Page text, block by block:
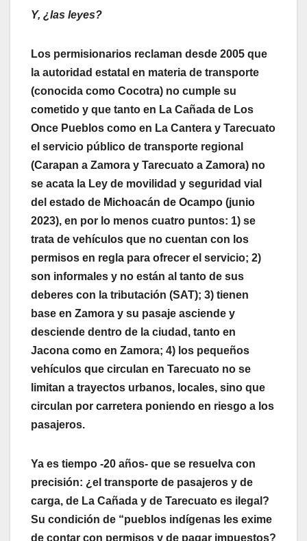
Y, ¿las leyes?
Los permisionarios reclaman desde 2005 que
la autoridad estatal en materia de transporte
(conocida como Cocotra) no cumple su
cometido y que tanto en La Cañada de Los
Once Pueblos como en La Cantera y Tarecuato
el servicio público de transporte regional
(Carapan a Zamora y Tarecuato a Zamora) no
se acata la Ley de movilidad y seguridad vial
del estado de Michoacán de Ocampo (junio
2023), en por lo menos cuatro puntos: 1) se
trata de vehículos que no cuentan con los
permisos en regla para ofrecer el servicio; 2)
son informales y no están al tanto de sus
deberes con la tributación (SAT); 3) tienen
base en Zamora y su pasaje asciende y
desciende dentro de la ciudad, tanto en
Jacona como en Zamora; 4) los pequeños
vehículos que circulan en Tarecuato no se
limitan a trayectos urbanos, locales, sino que
circulan por carretera poniendo en riesgo a los
pasajeros.
Ya es tiempo -20 años- que se resuelva con
precisión: ¿el transporte de pasajeros y de
carga, de La Cañada y de Tarecuato es ilegal?
Su condición de “pueblos indígenas les exime
de contar con permisos y de pagar impuestos?